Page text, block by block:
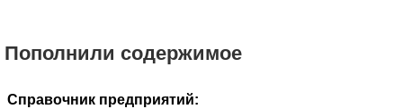
Пополнили содержимое
Справочник предприятий: